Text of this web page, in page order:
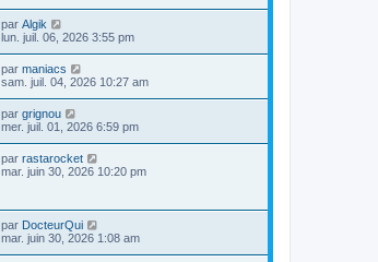
par Algik
lun. juil. 06, 2026 3:55 pm
par maniacs
sam. juil. 04, 2026 10:27 am
par grignou
mer. juil. 01, 2026 6:59 pm
par rastarocket
mar. juin 30, 2026 10:20 pm
par DocteurQui
mar. juin 30, 2026 1:08 am